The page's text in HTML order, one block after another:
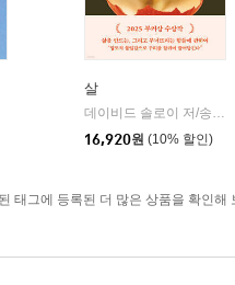
살
데이비드 솔로이 저/송예슬 역
16,920원 (10% 할인)
태그에 등록된 더 많은 상품을 확인해